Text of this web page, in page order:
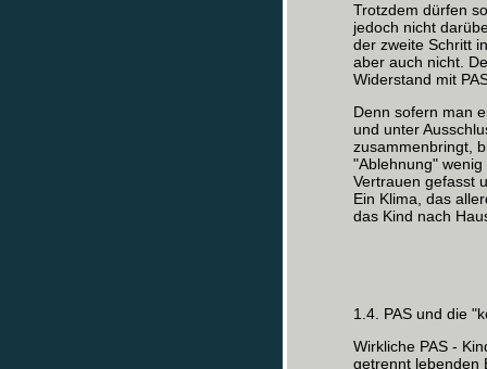
Trotzdem dürfen
jedoch nicht
der zweite Schritt
aber auch nicht.
Widerstand mit
Denn sofern man
und unter
zusammenbringt,
"Ablehnung"
Vertrauen gefasst
Ein Klima, das
das Kind nach
1.4. PAS und die
Wirkliche PAS -
getrennt lebenden